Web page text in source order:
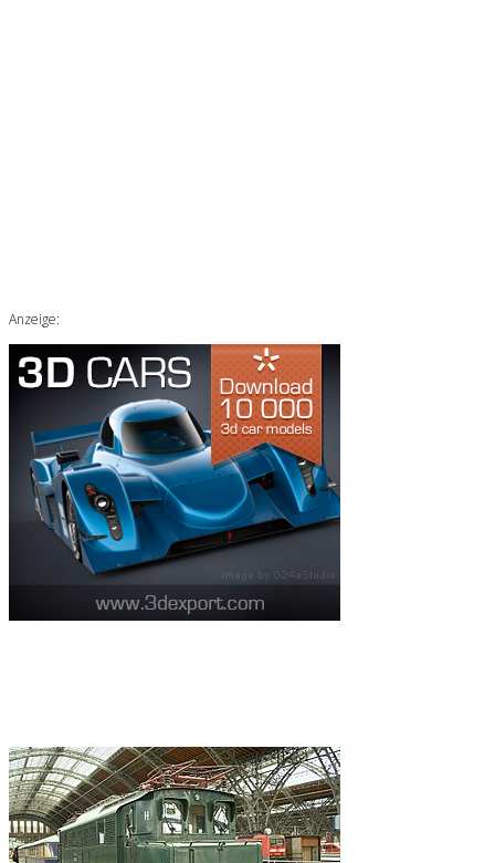
Anzeige: